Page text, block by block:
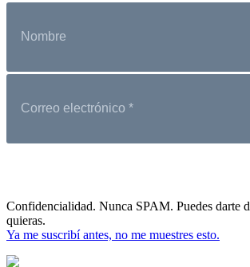
Confidencialidad. Nunca SPAM. Puedes darte
quieras.
Ya me suscribí antes, no me muestres esto.